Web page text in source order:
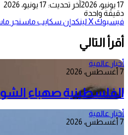
17 يونيو، 2026
آخر تحديث: 17 يونيو، 2026
دقيقة واحدة
فيسبوك‫Xلينكدإن سكايب ماسنجر
أقرأ التالي
أخبار عالمية
7 أغسطس، 2026
الفلسطينية صهباء
أخبار عالمية
7 أغسطس، 2026